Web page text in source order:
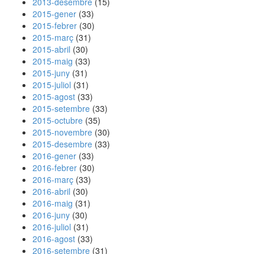
2015-gener (33)
2015-febrer (30)
2015-març (31)
2015-abril (30)
2015-maig (33)
2015-juny (31)
2015-juliol (31)
2015-agost (33)
2015-setembre (33)
2015-octubre (35)
2015-novembre (30)
2015-desembre (33)
2016-gener (33)
2016-febrer (30)
2016-març (33)
2016-abril (30)
2016-maig (31)
2016-juny (30)
2016-juliol (31)
2016-agost (33)
2016-setembre (31)